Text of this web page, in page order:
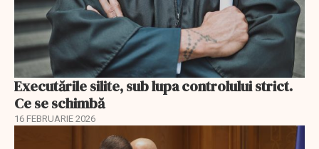
Executările silite, sub lupa controlului strict.
Ce se schimbă
16 FEBRUARIE 2026